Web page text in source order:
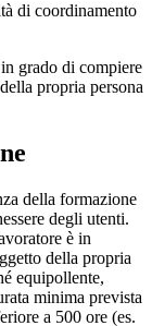
di coordinamento
grado di compiere
propria persona
della formazione
degli utenti.
è in
della propria
equipollente,
minima prevista
a 500 ore (es.